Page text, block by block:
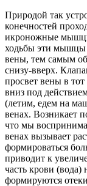
Природой так
конечностей
икроножные
ходьбы эти мышцы
вены, тем самым
снизу-вверх.
просвет вены в тот
вниз под
(летим, едем на
венах. Возникает
что мы
венах вызывает
формироваться
приводит к
часть крови (вода)
формируются